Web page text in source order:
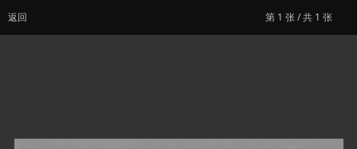
返回 第 1 张 / 共 1 张